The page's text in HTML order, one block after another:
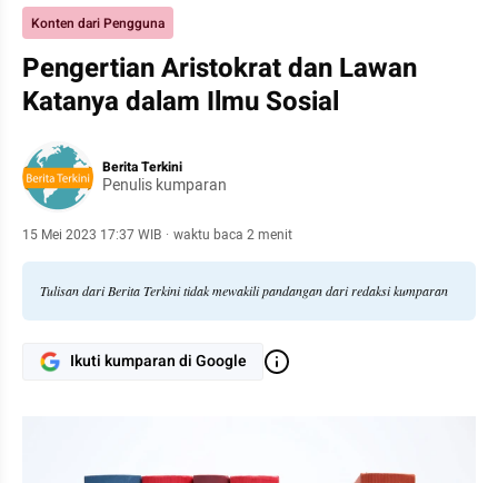
Konten dari Pengguna
Pengertian Aristokrat dan Lawan
Katanya dalam Ilmu Sosial
Berita Terkini
Penulis kumparan
15 Mei 2023 17:37 WIB · waktu baca 2 menit
Tulisan dari Berita Terkini tidak mewakili pandangan dari redaksi kumparan
Ikuti kumparan di Google